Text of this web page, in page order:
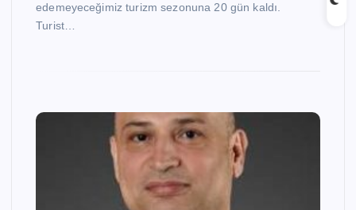
edemeyeceğimiz turizm sezonuna 20 gün kaldı.
Turist…